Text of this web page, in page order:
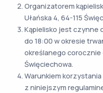
Organizatorem
Ułańska 4, 64-115
Kąpielisko jest czynne
do 18:00 w okresie
określanego corocznie
Święciechowa.
Warunkiem
z niniejszym